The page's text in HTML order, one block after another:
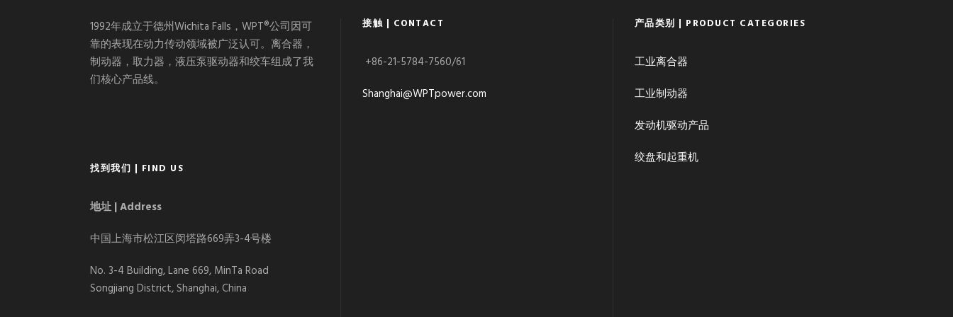
1992年成立于德州Wichita Falls，WPT®公司因可
靠的表现在动力传动领域被广泛认可。离合器，
制动器，取力器，液压泵驱动器和绞车组成了我
们核心产品线。
找到我们 | FIND US
地址 | Address
中国上海市松江区闵塔路669弄3-4号楼
No. 3-4 Building, Lane 669, MinTa Road
Songjiang District, Shanghai, China
接触 | CONTACT
+86-21-5784-7560/61
Shanghai@WPTpower.com
产品类别 | PRODUCT CATEGORIES
工业离合器
工业制动器
发动机驱动产品
绞盘和起重机